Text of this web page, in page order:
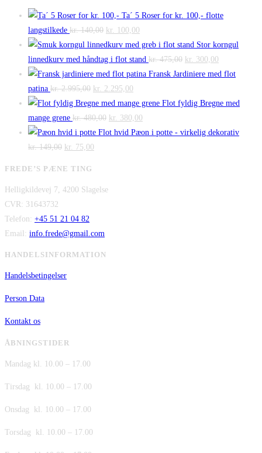
Ta´ 5 Roser for kr. 100,- flotte
langstilkede kr.140,00 Den
oprindelige
pris
var:
kr. 140,00.
kr. 100,00
aktuelle
pris
er:
Stor korngul
linnedkurv med håndtag i flot stand kr.475,00 Den
oprindelige
var:
kr. 300,00
aktuelle
er:
Fransk Jardiniere med flot
patina kr.2.995,00 Den
oprindelige
pris
var:
kr. 2.995,00.
kr. 2.295,00
aktuelle
pris
er:
Flot fyldig Bregne med
mange grene kr.480,00 Den
oprindelige
kr. 380,00
aktuelle
Flot hvid Pæon i potte - virkelig dekorativ
kr.149,00 Den
var:
kr. 75,00
er:
FREDE’S PÆNE TING
Helligkildevej 7, 4200 Slagelse
CVR: 31643732
Telefon: +45 51 21 04 82
Email: info.frede@gmail.com
HANDELSINFORMATION
Handelsbetingelser
Person Data
Kontakt os
ÅBNINGSTIDER
Mandag kl. 10.00 – 17.00
Tirsdag kl. 10.00 – 17.00
Onsdag kl. 10.00 – 17.00
Torsdag kl. 10.00 – 17.00